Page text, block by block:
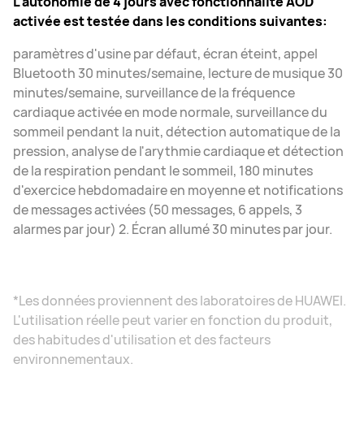
activée est testée dans les conditions suivantes:
paramètres d'usine par défaut, écran éteint, appel
Bluetooth 30 minutes/semaine, lecture de musique 30
minutes/semaine, surveillance de la fréquence
cardiaque activée en mode normale, surveillance du
sommeil pendant la nuit, détection automatique de la
pression, analyse de l'arythmie cardiaque et détection
de la respiration pendant le sommeil, 180 minutes
d'exercice hebdomadaire en moyenne et notifications
de messages activées (50 messages, 6 appels, 3
alarmes par jour) 2. Écran allumé 30 minutes par jour.
*Les données proviennent des laboratoires de HUAWEI.
L'utilisation réelle peut varier en fonction du produit,
des habitudes d'utilisation et des facteurs
environnementaux.